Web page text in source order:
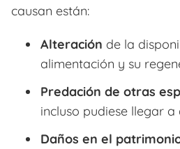
causan están:
Alteración de la
alimentación y su
Predación de otras
incluso pudiese llegar a
Daños en el